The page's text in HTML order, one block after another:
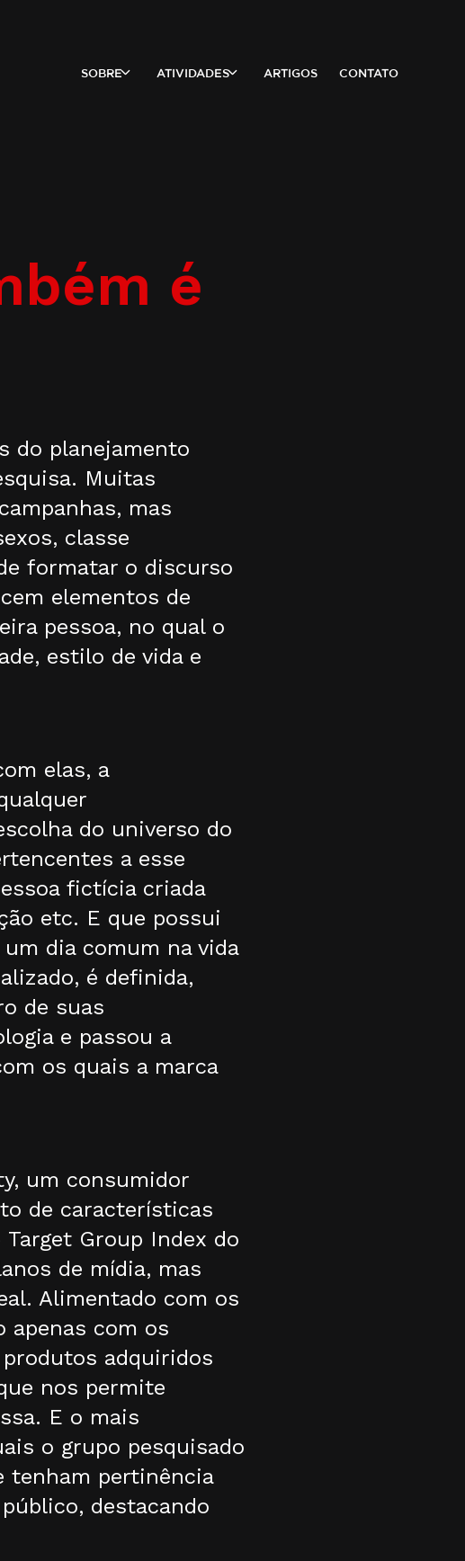
SOBRE ATIVIDADES ARTIGOS CONTATO
é
do planejamento
Muitas
mas
classe
formatar o discurso
elementos de
pessoa, no qual o
estilo de vida e
elas, a
do universo do
a esse
fictícia criada
etc. E que possui
dia comum na vida
é definida,
de suas
e passou a
os quais a marca
um consumidor
de características
Group Index do
de mídia, mas
Alimentado com os
apenas com os
adquiridos
nos permite
E o mais
o grupo pesquisado
tenham pertinência
destacando